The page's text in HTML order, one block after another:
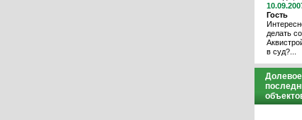
Гость
делать
в суд?...
Долевое